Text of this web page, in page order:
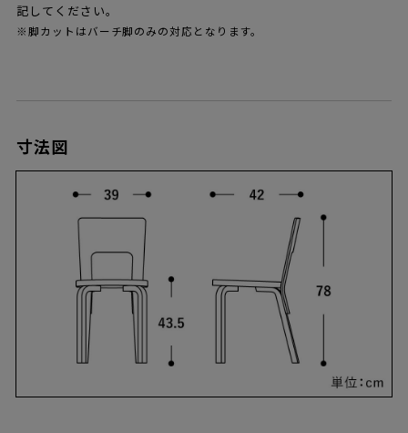
記してください。
※脚カットはバーチ脚のみの対応となります。
寸法図